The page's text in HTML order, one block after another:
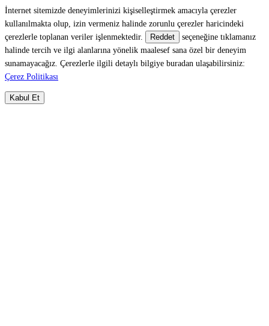
İnternet sitemizde deneyimlerinizi kişiselleştirmek amacıyla çerezler
kullanılmakta olup, izin vermeniz halinde zorunlu çerezler haricindeki
çerezlerle toplanan veriler işlenmektedir.
Reddet
seçeneğine tıklamanız
halinde tercih ve ilgi alanlarına yönelik maalesef sana özel bir deneyim
sunamayacağız. Çerezlerle ilgili detaylı bilgiye buradan ulaşabilirsiniz:
Çerez Politikası
Kabul Et